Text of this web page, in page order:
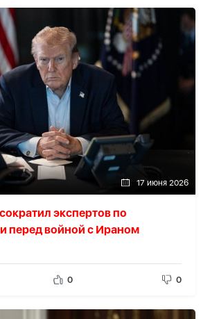
17 июня 2026
экспертов по
перед войной с Ираном
0 0